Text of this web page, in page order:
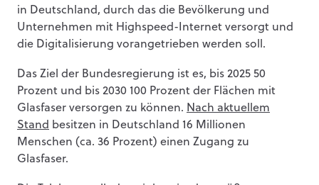
in Deutschland, durch das die Bevölkerung und
Unternehmen mit Highspeed-Internet versorgt und
die Digitalisierung vorangetrieben werden soll.
Das Ziel der Bundesregierung ist es, bis 2025 50
Prozent und bis 2030 100 Prozent der Flächen mit
Glasfaser versorgen zu können. Nach aktuellem
Stand besitzen in Deutschland 16 Millionen
Menschen (ca. 36 Prozent) einen Zugang zu
Glasfaser.